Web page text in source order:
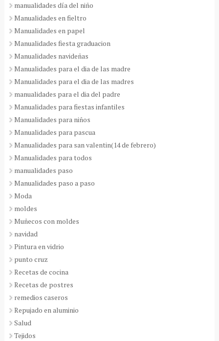
manualidades día del niño
Manualidades en fieltro
Manualidades en papel
Manualidades fiesta graduacion
Manualidades navideñas
Manualidades para el dia de las madre
Manualidades para el dia de las madres
manualidades para el dia del padre
Manualidades para fiestas infantiles
Manualidades para niños
Manualidades para pascua
Manualidades para san valentin(14 de febrero)
Manualidades para todos
manualidades paso
Manualidades paso a paso
Moda
moldes
Muñecos con moldes
navidad
Pintura en vidrio
punto cruz
Recetas de cocina
Recetas de postres
remedios caseros
Repujado en aluminio
Salud
Tejidos